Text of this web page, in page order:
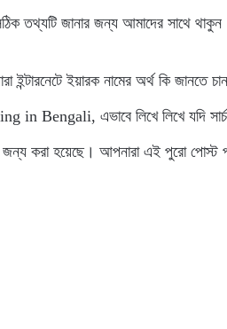
তথ্যটি জানার জন্য আমাদের সাথে
ইন্টারনেটে ইয়ারক নামের অর্থ কি জানতে
Bengali, এভাবে লিখে লিখে যদি সার্চ
করা হয়েছে। আপনারা এই পুরো পোস্ট